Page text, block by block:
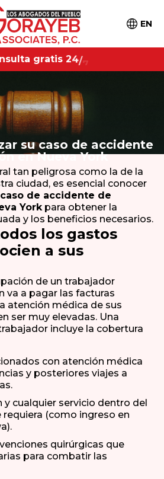
EN
sult
a gratis 24/7
su caso de accidente
en Nueva York
tan peligrosa como la de la
ciudad, es esencial conocer
de accidente de
York para obtener la
y los beneficios necesarios.
los gastos
a sus
de un trabajador
va a pagar las facturas
atención médica de sus
ser muy elevadas. Una
incluye la cobertura
con atención médica
y posteriores viajes a
y cualquier servicio dentro del
requiera (como ingreso en
quirúrgicas que
para combatir las